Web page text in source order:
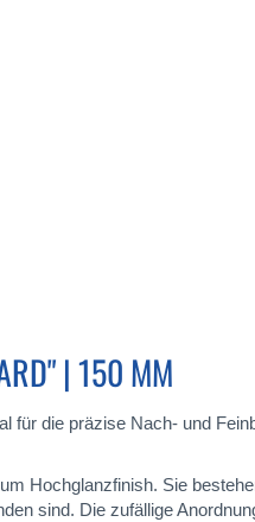
| 150 MM
für die präzise Nach- und
Hochglanzfinish. Sie
sind. Die zufällige